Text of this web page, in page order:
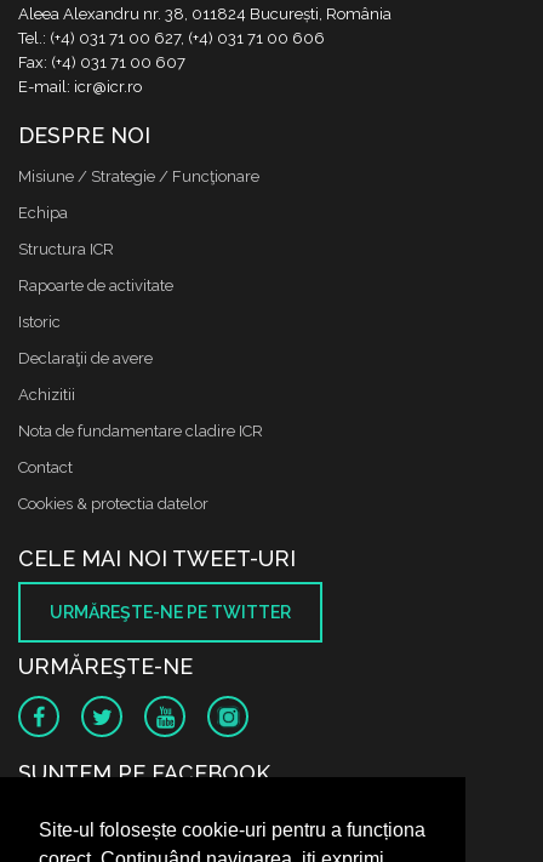
Site-ul folosește cookie-uri pentru a funcționa
Aleea Alexandru nr. 38, 011824 București, România
Tel.: (+4) 031 71 00 627, (+4) 031 71 00 606
Fax: (+4) 031 71 00 607
E-mail: icr@icr.ro
DESPRE NOI
Misiune / Strategie / Funcţionare
Echipa
Structura ICR
Rapoarte de activitate
Istoric
Declaraţii de avere
Achizitii
Nota de fundamentare cladire ICR
Contact
Cookies & protectia datelor
CELE MAI NOI TWEET-URI
URMĂREŞTE-NE PE TWITTER
URMĂREŞTE-NE
SUNTEM PE FACEBOOK